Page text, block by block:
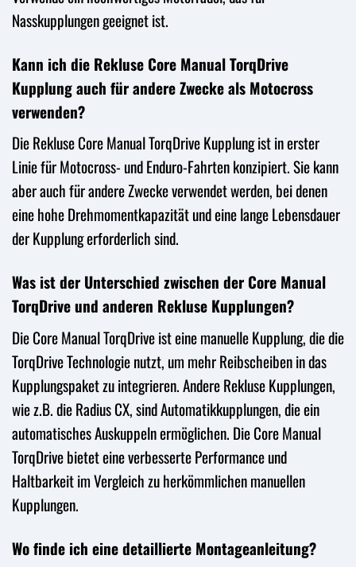
Nasskupplungen geeignet ist.
Kann ich die Rekluse Core Manual TorqDrive
Kupplung auch für andere Zwecke als Motocross
verwenden?
Die Rekluse Core Manual TorqDrive Kupplung ist in erster
Linie für Motocross- und Enduro-Fahrten konzipiert. Sie kann
aber auch für andere Zwecke verwendet werden, bei denen
eine hohe Drehmomentkapazität und eine lange Lebensdauer
der Kupplung erforderlich sind.
Was ist der Unterschied zwischen der Core Manual
TorqDrive und anderen Rekluse Kupplungen?
Die Core Manual TorqDrive ist eine manuelle Kupplung, die die
TorqDrive Technologie nutzt, um mehr Reibscheiben in das
Kupplungspaket zu integrieren. Andere Rekluse Kupplungen,
wie z.B. die Radius CX, sind Automatikkupplungen, die ein
automatisches Auskuppeln ermöglichen. Die Core Manual
TorqDrive bietet eine verbesserte Performance und
Haltbarkeit im Vergleich zu herkömmlichen manuellen
Kupplungen.
Wo finde ich eine detaillierte Montageanleitung?